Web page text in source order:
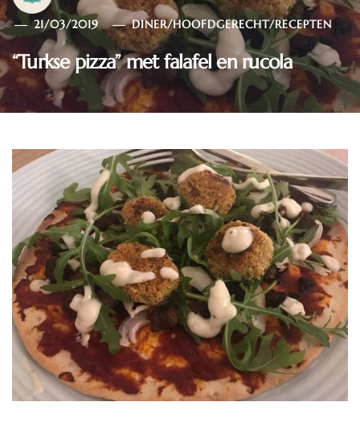
21/03/2019 DINER/HOOFDGERECHT/RECEPTEN
“Turkse pizza” met falafel en rucola